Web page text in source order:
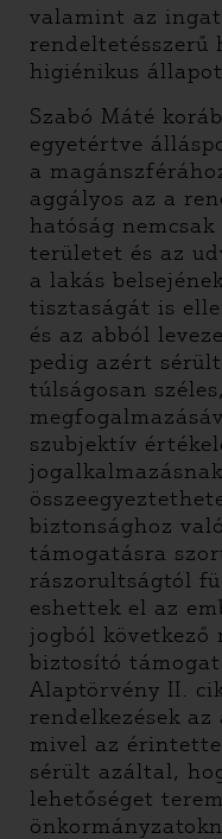
valamint az
rendeltetésszerű
higiénikus
Szabó Máté
egyetértve
a
aggályos az a
hatóság
területet és az
a lakás
tisztaságát is
és az abból
pedig azért
túlságosan
szubjektív
biztonsághoz
támogatásra
rászorultságtól
eshettek el az
jogból következő
biztosító
Alaptörvény II.
rendelkezések
mivel az
sérült azáltal,
lehetőséget